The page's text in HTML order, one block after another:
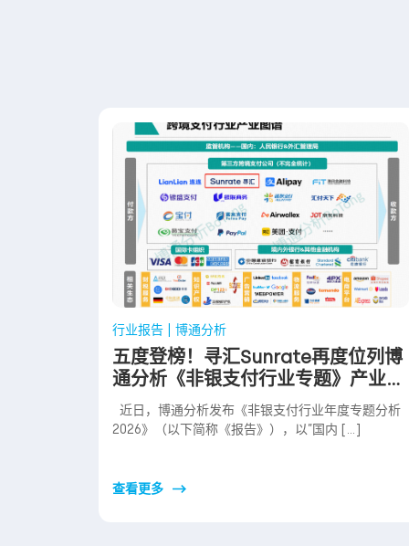
行业报告 | 博通分析
五度登榜！寻汇Sunrate再度位列博
通分析《非银支付行业专题》产业图
谱
近日，博通分析发布《非银支付行业年度专题分析
2026》（以下简称《报告》），以”国内 […]
查看更多